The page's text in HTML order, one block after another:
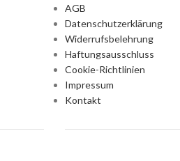
AGB
Datenschutzerklärung
Widerrufsbelehrung
Haftungsausschluss
Cookie-Richtlinien
Impressum
Kontakt